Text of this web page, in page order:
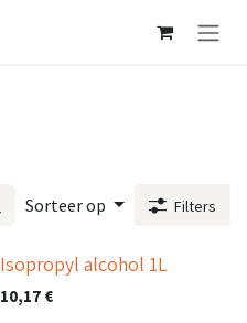
Sorteer op Filters
Isopropyl alcohol 1L
10,17€